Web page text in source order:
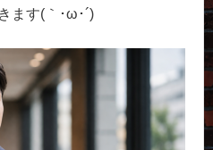
ます(｀･ω･´)ゞ